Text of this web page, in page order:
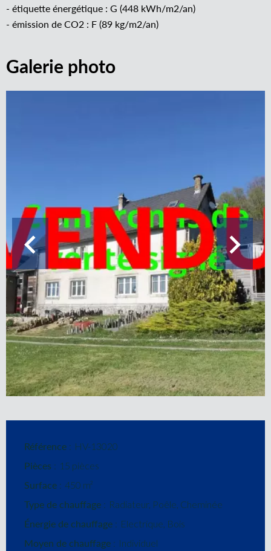
- étiquette énergétique : G (448 kWh/m2/an)
- émission de CO2 : F (89 kg/m2/an)
Galerie photo
Référence HV-13020
Pièces 15 pièces
Surface 450 m²
Type de chauffage Radiateur, Poêle, Cheminée
Énergie de chauffage Electrique, Bois
Moyen de chauffage Individuel